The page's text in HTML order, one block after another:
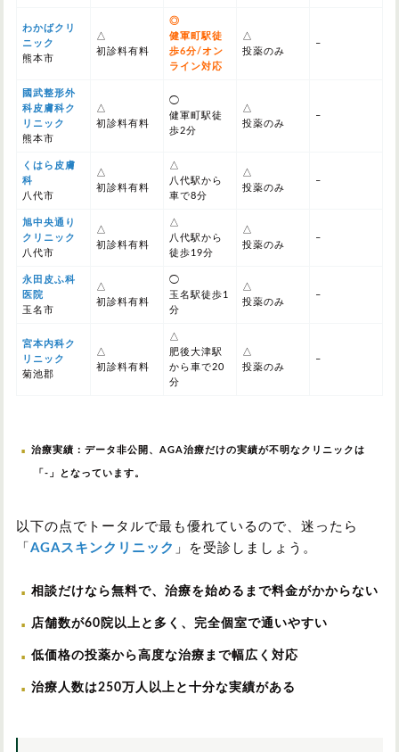
わかばクリ
ニック
熊本市
△
初診料有料
◎
健軍町駅徒
歩6分/オン
ライン対応
△
投薬のみ
–
國武整形外
科皮膚科ク
リニック
熊本市
△
初診料有料
◯
健軍町駅徒
歩2分
△
投薬のみ
–
くはら皮膚
科
八代市
△
初診料有料
△
八代駅から
車で8分
△
投薬のみ
–
旭中央通り
クリニック
八代市
△
初診料有料
△
八代駅から
徒歩19分
△
投薬のみ
–
永田皮ふ科
医院
玉名市
△
初診料有料
◯
玉名駅徒歩1
分
△
投薬のみ
–
宮本内科ク
リニック
菊池郡
△
初診料有料
△
肥後大津駅
から車で20
分
△
投薬のみ
–
治療実績：データ非公開、AGA治療だけの実績が不明なクリニックは
「-」となっています。
以下の点でトータルで最も優れているので、迷ったら
「 AGAスキンクリニック 」を受診しましょう。
相談だけなら無料で、治療を始めるまで料金がかからない
店舗数が60院以上と多く、完全個室で通いやすい
低価格の投薬から高度な治療まで幅広く対応
治療人数は250万人以上と十分な実績がある